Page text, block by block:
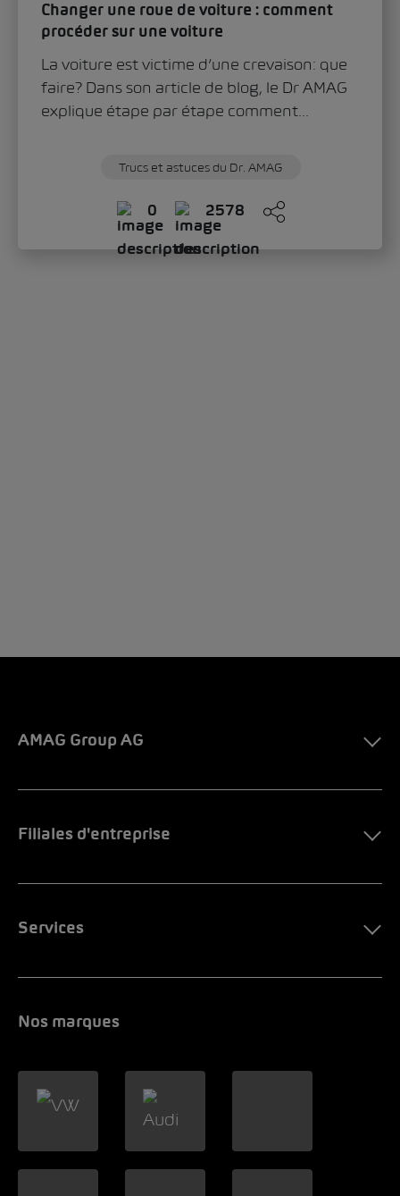
Changer une roue de voiture : comment
procéder sur une voiture
La voiture est victime d’une crevaison: que
faire? Dans son article de blog, le Dr AMAG
explique étape par étape comment...
Trucs et astuces du Dr. AMAG
0 2578
AMAG Group AG
Filiales d'entreprise
Services
Nos marques